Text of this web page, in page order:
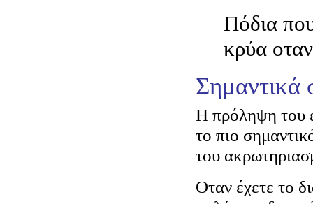
Πόδια
κρύα
Σημαντικά
Η πρόληψη του
το πιο
του
Οταν έχετε το